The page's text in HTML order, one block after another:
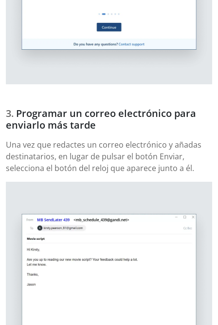
Programar un correo electrónico para
enviarlo más tarde
Una vez que redactes un correo electrónico y añadas
destinatarios, en lugar de pulsar el botón Enviar,
selecciona el botón del reloj que aparece junto a él.